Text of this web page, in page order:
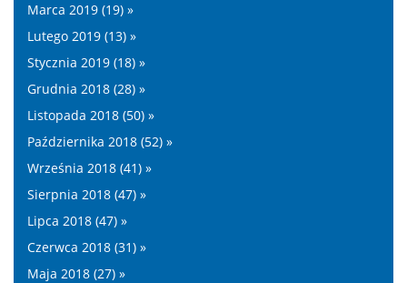
Marca 2019 (19) »
Lutego 2019 (13) »
Stycznia 2019 (18) »
Grudnia 2018 (28) »
Listopada 2018 (50) »
Października 2018 (52) »
Września 2018 (41) »
Sierpnia 2018 (47) »
Lipca 2018 (47) »
Czerwca 2018 (31) »
Maja 2018 (27) »